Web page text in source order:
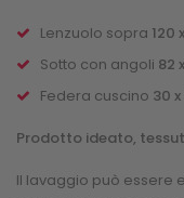
Lenzuolo sopra 120
Sotto con angoli 82
Federa cuscino 30
Prodotto ideato,
Il lavaggio può essere